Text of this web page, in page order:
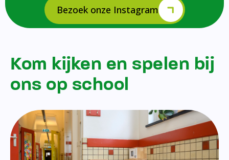
Bezoek onze Instagram
Kom kijken en spelen bij
ons op school